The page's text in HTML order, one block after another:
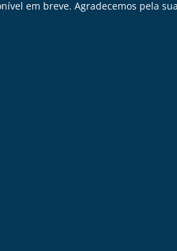
em breve. Agradecemos pela